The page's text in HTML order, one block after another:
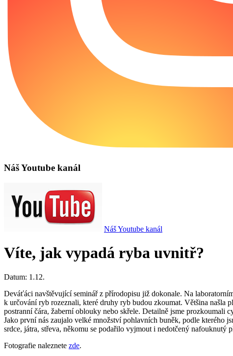
Náš Youtube kanál
Náš Youtube kanál
Víte, jak vypadá ryba uvnitř?
Datum: 1.12.
Deváťáci navštěvující seminář z přírodopisu již dokonale. Na
k určování ryb rozeznali, které druhy ryb budou zkoumat. Většina našla
postranní čára, žaberní oblouky nebo skřele. Detailně jsme
Jako první nás zaujalo velké množství pohlavních buněk, podle kterého
srdce, játra, střeva, někomu se podařilo vyjmout i nedotčený
Fotografie naleznete zde.